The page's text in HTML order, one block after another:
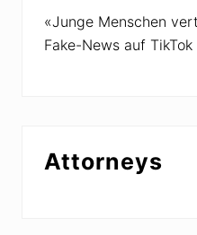
«Junge Menschen
Fake-News auf
Attorneys